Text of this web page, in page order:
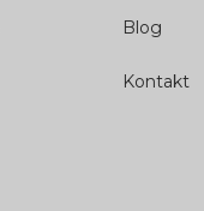
Blog
Kontakt